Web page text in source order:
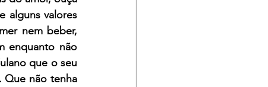
alguns valores
nem beber,
enquanto não
que o seu
Que não tenha